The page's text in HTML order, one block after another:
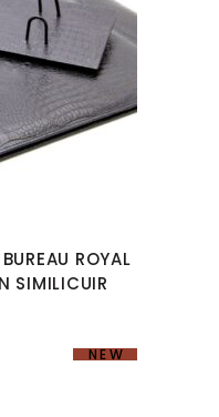
ROYAL
SIMILICUIR
NEW